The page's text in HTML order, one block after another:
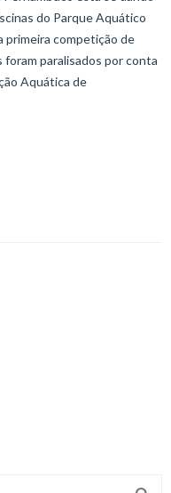
do Parque Aquático
primeira competição de
paralisados por conta
Aquática de